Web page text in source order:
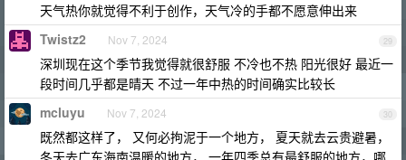
天气热你就觉得不利于创作，天气冷的手都不愿意伸出来
29
Twistz2 Nov 7, 2024
深圳现在这个季节我觉得就很舒服 不冷也不热 阳光很好 最近一
段时间几乎都是晴天 不过一年中热的时间确实比较长
30
mcluyu Nov 7, 2024
既然都这样了， 又何必拘泥于一个地方， 夏天就去云贵避暑，
冬天去广东海南温暖的地方， 一年四季总有最舒服的地方，哪